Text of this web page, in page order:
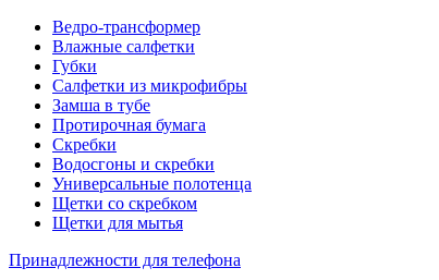
Ведро-трансформер
Влажные салфетки
Губки
Салфетки из микрофибры
Замша в тубе
Протирочная бумага
Скребки
Водосгоны и скребки
Универсальные полотенца
Щетки со скребком
Щетки для мытья
Принадлежности для телефона